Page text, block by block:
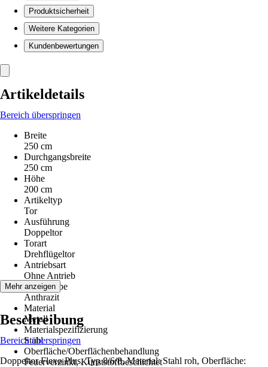
Produktsicherheit
Weitere Kategorien
Kundenbewertungen
Artikeldetails
Bereich überspringen
Breite
250 cm
Durchgangsbreite
250 cm
Höhe
200 cm
Artikeltyp
Tor
Ausführung
Doppeltor
Torart
Drehflügeltor
Antriebsart
Ohne Antrieb
Grundfarbe
Anthrazit
Material
Metall
Materialspezifizierung
Stahl
Oberfläche/Oberflächenbehandlung
Feuerverzinkt, Kunststoffbeschichtet
Mehr anzeigen
Beschreibung
Bereich überspringen
Doppeltor Flexo Plus, Typ 8/6/8, Material: Stahl roh, Oberfläche: